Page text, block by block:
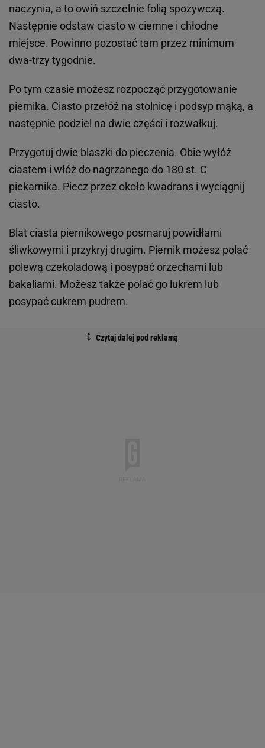
naczynia, a to owiń szczelnie folią spożywczą.
Następnie odstaw ciasto w ciemne i chłodne
miejsce. Powinno pozostać tam przez minimum
dwa-trzy tygodnie.
Po tym czasie możesz rozpocząć przygotowanie
piernika. Ciasto przełóż na stolnicę i podsyp mąką, a
następnie podziel na dwie części i rozwałkuj.
Przygotuj dwie blaszki do pieczenia. Obie wyłóż
ciastem i włóż do nagrzanego do 180 st. C
piekarnika. Piecz przez około kwadrans i wyciągnij
ciasto.
Blat ciasta piernikowego posmaruj powidłami
śliwkowymi i przykryj drugim. Piernik możesz polać
polewą czekoladową i posypać orzechami lub
bakaliami. Możesz także polać go lukrem lub
posypać cukrem pudrem.